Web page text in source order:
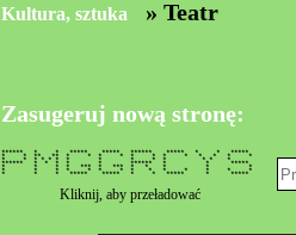
Kultura, sztuka » Teatr
Zasugeruj nową stronę:
****** * * ***** ***** ****** ***** * * *****
* * ** ** * * * * * * * * * * * *
* * * * * * * * * * * * * *
****** * * * * * ****** * * *****
* * * * *** * *** * * * * *
* * * * * * * * * * * * * *
* * * ***** ***** * * ***** * *****
Kliknij, aby przeładować